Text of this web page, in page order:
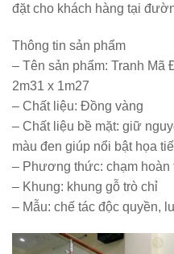
đặt cho khách hàng tại
Thông tin sản phẩm
– Tên sản phẩm: Tranh Mã
2m31 x 1m27
– Chất liệu: Đồng vàng
– Chất liệu bề mặt: giữ
màu đen giúp nổi bật họa
– Phương thức: chạm hoàn
– Khung: khung gỗ trò chỉ
– Mẫu: chế tác độc quyền,